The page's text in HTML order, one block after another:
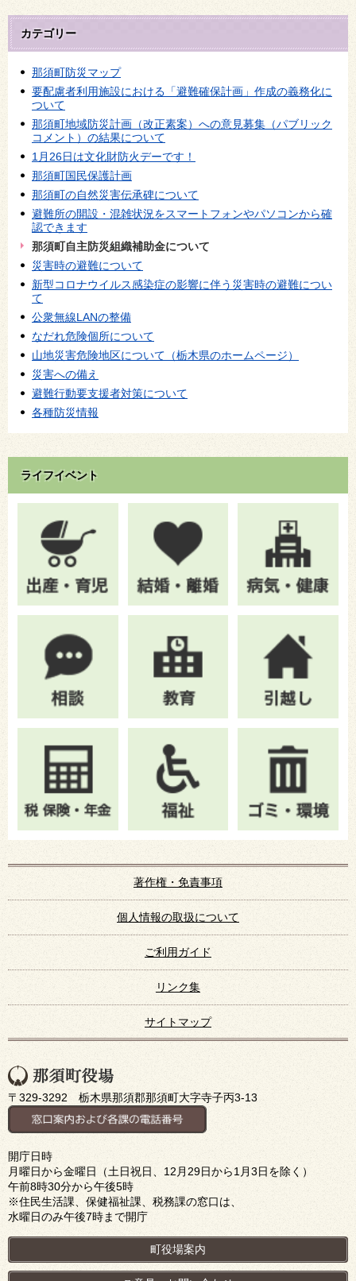
カテゴリー
那須町防災マップ
要配慮者利用施設における「避難確保計画」作成の義務化に
ついて
那須町地域防災計画（改正素案）への意見募集（パブリック
コメント）の結果について
1月26日は文化財防火デーです！
那須町国民保護計画
那須町の自然災害伝承碑について
避難所の開設・混雑状況をスマートフォンやパソコンから確
認できます
那須町自主防災組織補助金について
災害時の避難について
新型コロナウイルス感染症の影響に伴う災害時の避難につい
て
公衆無線LANの整備
なだれ危険個所について
山地災害危険地区について（栃木県のホームページ）
災害への備え
避難行動要支援者対策について
各種防災情報
ライフイベント
著作権・免責事項
個人情報の取扱について
ご利用ガイド
リンク集
サイトマップ
〒329-3292 栃木県那須郡那須町大字寺子丙3-13
開庁日時
月曜日から金曜日（土日祝日、12月29日から1月3日を除く）
午前8時30分から午後5時
※住民生活課、保健福祉課、税務課の窓口は、
水曜日のみ午後7時まで開庁
町役場案内